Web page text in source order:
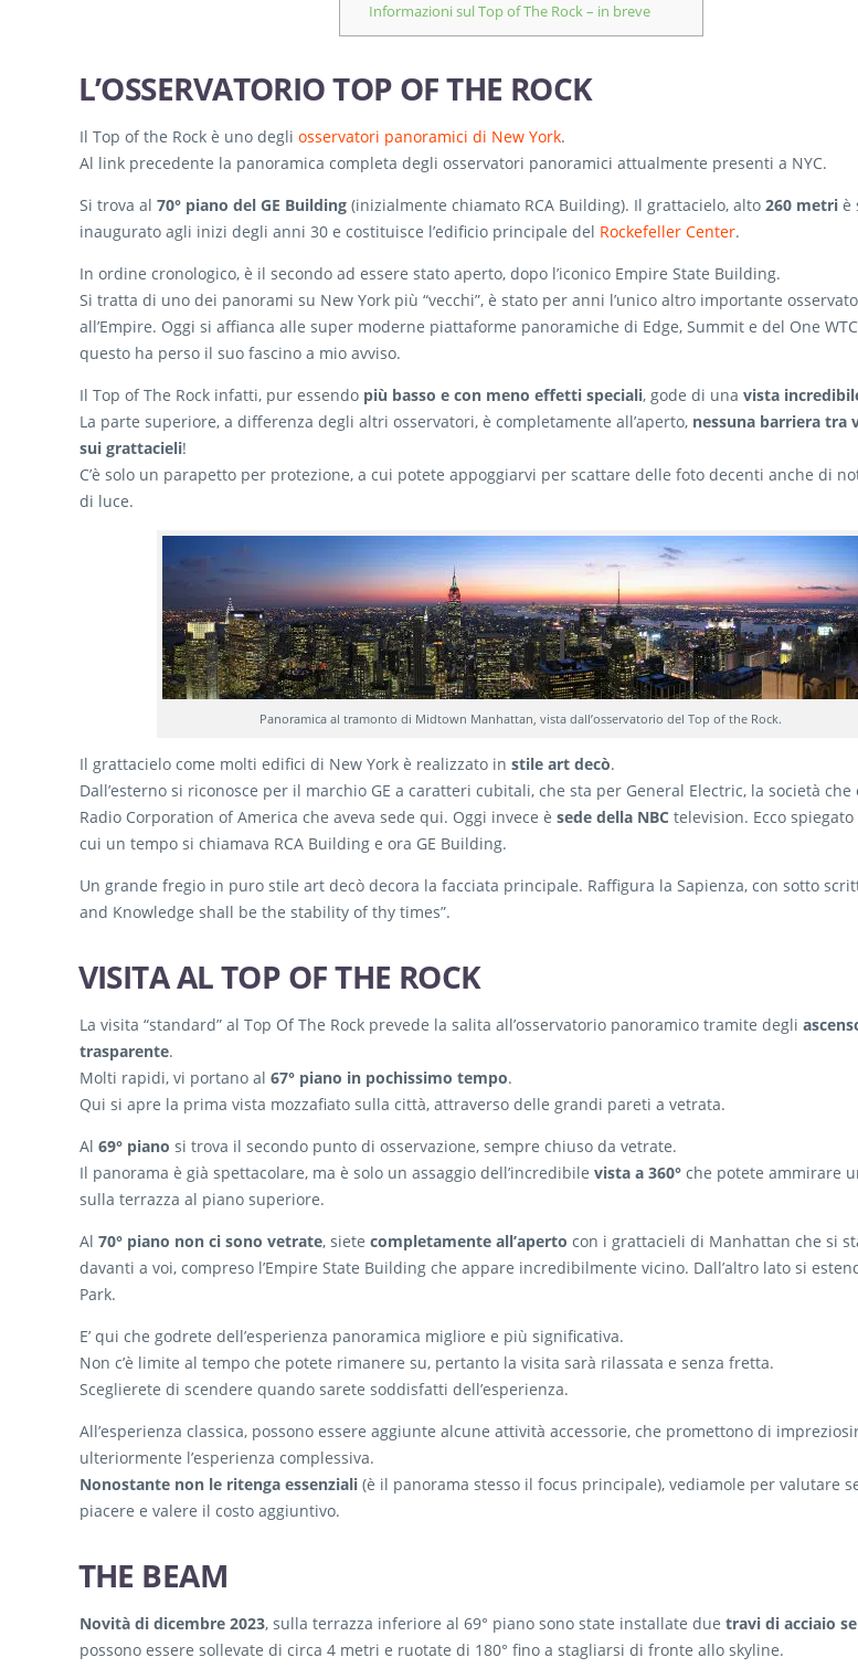
Informazioni sul Top of The Rock – in breve
L’OSSERVATORIO TOP OF THE ROCK
Il Top of the Rock è uno degli osservatori panoramici di New York.
Al link precedente la panoramica completa degli osservatori panoramici attualmente presenti a NYC.
Si trova al 70° piano del GE Building (inizialmente chiamato RCA Building). Il grattacielo, alto 260 metri è
inaugurato agli inizi degli anni 30 e costituisce l’edificio principale del Rockefeller Center.
In ordine cronologico, è il secondo ad essere stato aperto, dopo l’iconico Empire State Building.
Si tratta di uno dei panorami su New York più “vecchi”, è stato per anni l’unico altro importante
all’Empire. Oggi si affianca alle super moderne piattaforme panoramiche di Edge, Summit e del One
questo ha perso il suo fascino a mio avviso.
Il Top of The Rock infatti, pur essendo più basso e con meno effetti speciali, gode di una vista
La parte superiore, a differenza degli altri osservatori, è completamente all’aperto, nessuna barriera tra
sui grattacieli!
C’è solo un parapetto per protezione, a cui potete appoggiarvi per scattare delle foto decenti anche di
di luce.
Panoramica al tramonto di Midtown Manhattan, vista dall’osservatorio del Top of the Rock.
Il grattacielo come molti edifici di New York è realizzato in stile art decò.
Dall’esterno si riconosce per il marchio GE a caratteri cubitali, che sta per General Electric, la società
Radio Corporation of America che aveva sede qui. Oggi invece è sede della NBC television. Ecco
cui un tempo si chiamava RCA Building e ora GE Building.
Un grande fregio in puro stile art decò decora la facciata principale. Raffigura la Sapienza, con sotto
and Knowledge shall be the stability of thy times”.
VISITA AL TOP OF THE ROCK
La visita “standard” al Top Of The Rock prevede la salita all’osservatorio panoramico tramite degli
trasparente.
Molti rapidi, vi portano al 67° piano in pochissimo tempo.
Qui si apre la prima vista mozzafiato sulla città, attraverso delle grandi pareti a vetrata.
Al 69° piano si trova il secondo punto di osservazione, sempre chiuso da vetrate.
Il panorama è già spettacolare, ma è solo un assaggio dell’incredibile vista a 360° che potete ammirare
sulla terrazza al piano superiore.
Al 70° piano non ci sono vetrate, siete completamente all’aperto con i grattacieli di Manhattan che si
davanti a voi, compreso l’Empire State Building che appare incredibilmente vicino. Dall’altro lato si
Park.
E’ qui che godrete dell’esperienza panoramica migliore e più significativa.
Non c’è limite al tempo che potete rimanere su, pertanto la visita sarà rilassata e senza fretta.
Sceglierete di scendere quando sarete soddisfatti dell’esperienza.
All’esperienza classica, possono essere aggiunte alcune attività accessorie, che promettono di
ulteriormente l’esperienza complessiva.
Nonostante non le ritenga essenziali (è il panorama stesso il focus principale), vediamole per valutare
piacere e valere il costo aggiuntivo.
THE BEAM
Novità di dicembre 2023, sulla terrazza inferiore al 69° piano sono state installate due travi di acciaio
possono essere sollevate di circa 4 metri e ruotate di 180° fino a stagliarsi di fronte allo skyline.